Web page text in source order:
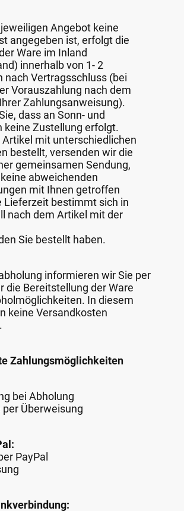
Angebot keine
angegeben ist, erfolgt die
Ware im Inland
innerhalb von 1- 2
nach Vertragsschluss (bei
Vorauszahlung nach dem
Zahlungsanweisung).
dass an Sonn- und
keine Zustellung erfolgt.
Artikel mit unterschiedlichen
bestellt, versenden wir die
gemeinsamen Sendung,
abweichenden
mit Ihnen getroffen
Lieferzeit bestimmt sich in
nach dem Artikel mit der
Sie bestellt haben.
informieren wir Sie per
die Bereitstellung der Ware
In diesem
keine Versandkosten
Zahlungsmöglichkeiten
bei Abholung
per Überweisung
PayPal